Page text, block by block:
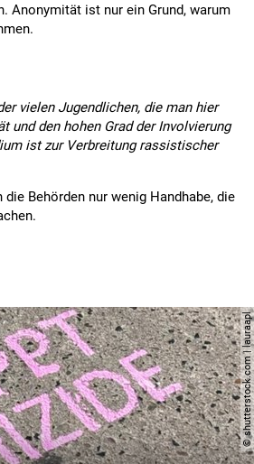
Anonymität ist nur ein Grund, warum
vielen Jugendlichen, die man hier
und den hohen Grad der Involvierung
ist zur Verbreitung rassistischer
Behörden nur wenig Handhabe, die
© shutterstock.com | lauraapl